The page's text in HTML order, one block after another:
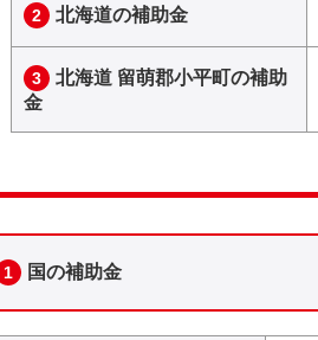
2 北海道の補助金
3
北海道 留萌郡小平町の補助
金
1 国の補助金